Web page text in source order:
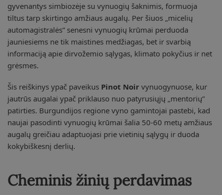
gyvenantys simbiozėje su vynuogių šaknimis, formuoja
tiltus tarp skirtingo amžiaus augalų. Per šiuos „micelių
automagistralės” senesni vynuogių krūmai perduoda
jauniesiems ne tik maistines medžiagas, bet ir svarbią
informaciją apie dirvožemio sąlygas, klimato pokyčius ir net
grėsmes.
Šis reiškinys ypač paveikus Pinot Noir vynuogynuose, kur
jautrūs augalai ypač priklauso nuo patyrusiųjų „mentorių”
patirties. Burgundijos regione vyno gamintojai pastebi, kad
naujai pasodinti vynuogių krūmai šalia 50-60 metų amžiaus
augalų greičiau adaptuojasi prie vietinių sąlygų ir duoda
kokybiškesnį derlių.
Cheminis žinių perdavimas